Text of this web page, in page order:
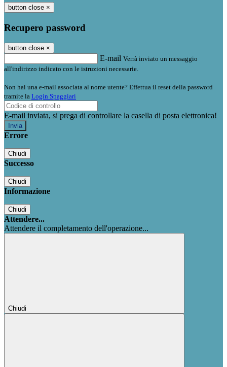
button close ×
Recupero password
button close ×
E-mail Verrà inviato un messaggio
all'indirizzo indicato con le istruzioni necessarie.
Non hai una e-mail associata al nome utente? Effettua il reset della password
tramite la Login Spaggiari
E-mail inviata, si prega di controllare la casella di posta elettronica!
Errore
Chiudi
Successo
Chiudi
Informazione
Chiudi
Attendere...
Attendere il completamento dell'operazione...
Chiudi